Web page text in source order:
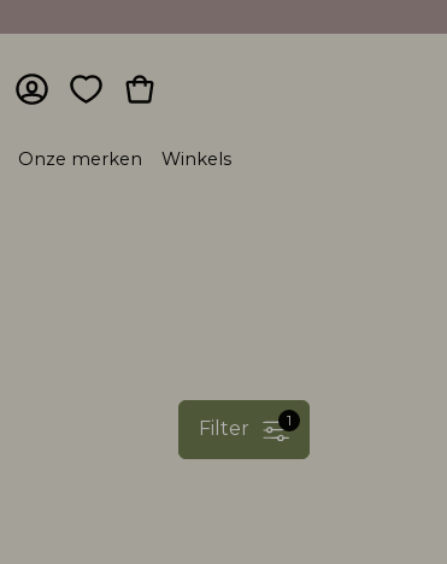
Onze merken Winkels
1
Filter